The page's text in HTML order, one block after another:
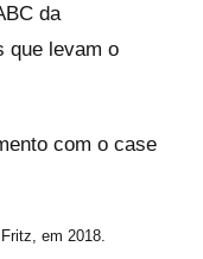
da
que levam o
com o case
em 2018.